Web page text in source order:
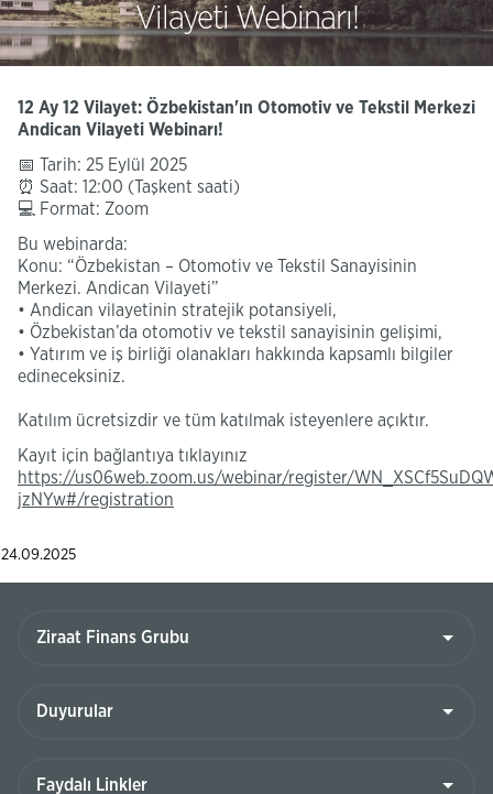
Vilayeti Webinarı!
12 Ay 12 Vilayet: Özbekistan'ın Otomotiv ve Tekstil Merkezi
Andican Vilayeti Webinarı!
📅 Tarih: 25 Eylül 2025
⏰ Saat: 12:00 (Taşkent saati)
💻 Format: Zoom
Bu webinarda:
Konu: “Özbekistan – Otomotiv ve Tekstil Sanayisinin
Merkezi. Andican Vilayeti”
• Andican vilayetinin stratejik potansiyeli,
• Özbekistan’da otomotiv ve tekstil sanayisinin gelişimi,
• Yatırım ve iş birliği olanakları hakkında kapsamlı bilgiler
edineceksiniz.
Katılım ücretsizdir ve tüm katılmak isteyenlere açıktır.
Kayıt için bağlantıya tıklayınız
https://us06web.zoom.us/webinar/register/
jzNYw#/registration
24.09.2025